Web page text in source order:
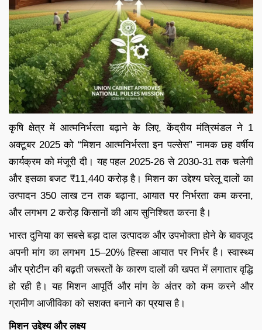
कृषि क्षेत्र में आत्मनिर्भरता बढ़ाने के लिए, केंद्रीय मंत्रिमंडल ने 1
अक्टूबर 2025 को “मिशन आत्मनिर्भरता इन पल्सेस” नामक छह वर्षीय
कार्यक्रम को मंजूरी दी। यह पहल 2025‑26 से 2030‑31 तक चलेगी
और इसका बजट ₹11,440 करोड़ है। मिशन का उद्देश्य घरेलू दालों का
उत्पादन 350 लाख टन तक बढ़ाना, आयात पर निर्भरता कम करना,
और लगभग 2 करोड़ किसानों की आय सुनिश्चित करना है।
भारत दुनिया का सबसे बड़ा दाल उत्पादक और उपभोक्ता होने के बावजूद
अपनी मांग का लगभग 15–20% हिस्सा आयात पर निर्भर है। स्वास्थ्य
और प्रोटीन की बढ़ती जरूरतों के कारण दालों की खपत में लगातार वृद्धि
हो रही है। यह मिशन आपूर्ति और मांग के अंतर को कम करने और
ग्रामीण आजीविका को सशक्त बनाने का प्रयास है।
मिशन उद्देश्य और लक्ष्य